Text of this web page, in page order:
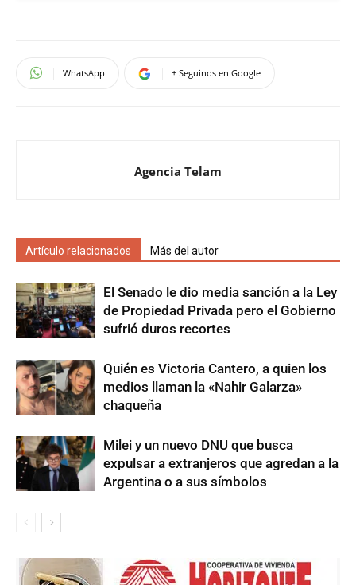
WhatsApp + Seguinos en Google
Agencia Telam
Artículo relacionados Más del autor
El Senado le dio media sanción a la Ley
de Propiedad Privada pero el Gobierno
sufrió duros recortes
Quién es Victoria Cantero, a quien los
medios llaman la «Nahir Galarza»
chaqueña
Milei y un nuevo DNU que busca
expulsar a extranjeros que agredan a la
Argentina o a sus símbolos